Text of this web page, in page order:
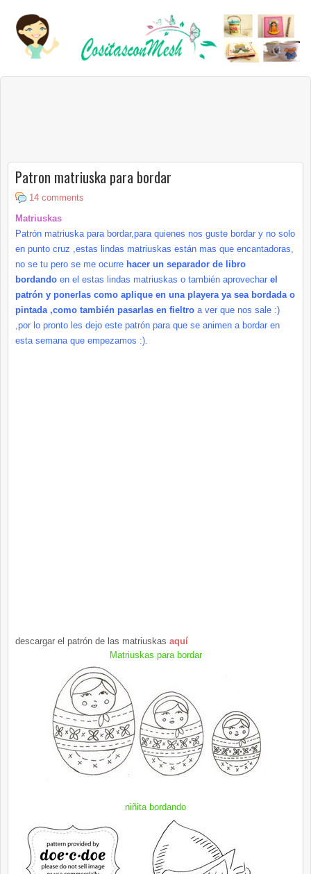
Patron matriuska para bordar
14 comments
Matriuskas
Patrón matriuska para bordar,para quienes nos guste bordar y no solo
en punto cruz ,estas lindas matriuskas están mas que encantadoras,
no se tu pero se me ocurre hacer un separador de libro
bordando en el estas lindas matriuskas o también aprovechar el
patrón y ponerlas como aplique en una playera ya sea bordada o
pintada ,como también pasarlas en fieltro a ver que nos sale :)
,por lo pronto les dejo este patrón para que se animen a bordar en
esta semana que empezamos :).
descargar el patrón de las matriuskas aquí
Matriuskas para bordar
niñita bordando